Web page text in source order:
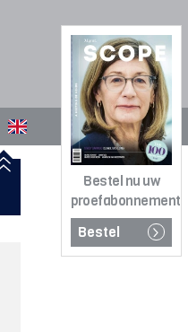
Bestel nu uw
proefabonnement
Bestel